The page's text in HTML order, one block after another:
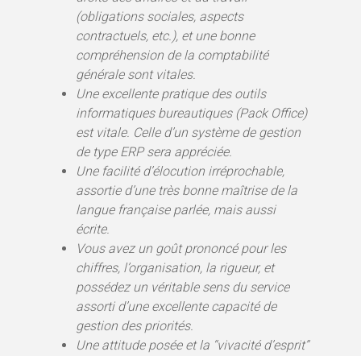
(obligations sociales, aspects
contractuels, etc.), et une bonne
compréhension de la comptabilité
générale sont vitales.
Une excellente pratique des outils
informatiques bureautiques (Pack Office)
est vitale. Celle d’un système de gestion
de type ERP sera appréciée.
Une facilité d’élocution irréprochable,
assortie d’une très bonne maîtrise de la
langue française parlée, mais aussi
écrite.
Vous avez un goût prononcé pour les
chiffres, l’organisation, la rigueur, et
possédez un véritable sens du service
assorti d’une excellente capacité de
gestion des priorités.
Une attitude posée et la ‘‘vivacité d’esprit’’